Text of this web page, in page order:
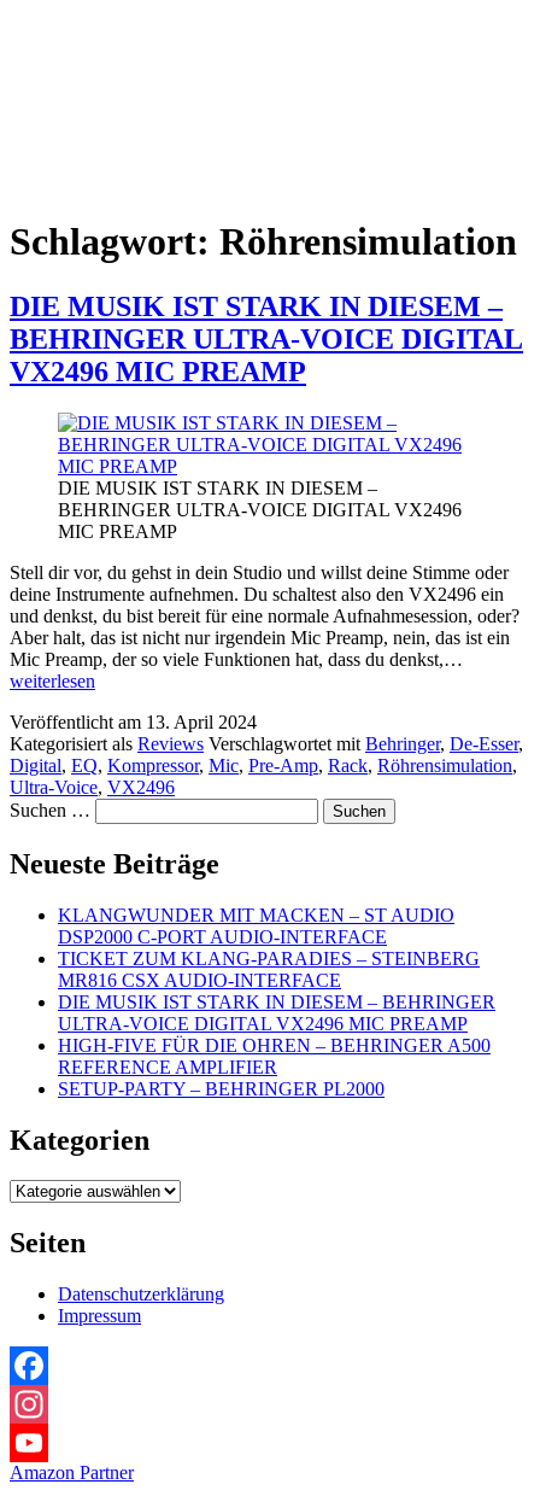
Schlagwort: Röhrensimulation
DIE MUSIK IST STARK IN DIESEM –
BEHRINGER ULTRA-VOICE DIGITAL
VX2496 MIC PREAMP
DIE MUSIK IST STARK IN DIESEM –
BEHRINGER ULTRA-VOICE DIGITAL VX2496
MIC PREAMP
Stell dir vor, du gehst in dein Studio und willst deine Stimme oder
deine Instrumente aufnehmen. Du schaltest also den VX2496 ein
und denkst, du bist bereit für eine normale Aufnahmesession, oder?
Aber halt, das ist nicht nur irgendein Mic Preamp, nein, das ist ein
Mic Preamp, der so viele Funktionen hat, dass du denkst,…
IN
DIESEM
weiterlesen
Veröffentlicht am 13. April 2024
Kategorisiert als Reviews Verschlagwortet mit Behringer, De-Esser,
Digital, EQ, Kompressor, Mic, Pre-Amp, Rack, Röhrensimulation,
Ultra-Voice, VX2496
Suchen …
Neueste Beiträge
KLANGWUNDER MIT MACKEN – ST AUDIO
DSP2000 C-PORT AUDIO-INTERFACE
TICKET ZUM KLANG-PARADIES – STEINBERG
MR816 CSX AUDIO-INTERFACE
DIE MUSIK IST STARK IN DIESEM – BEHRINGER
ULTRA-VOICE DIGITAL VX2496 MIC PREAMP
HIGH-FIVE FÜR DIE OHREN – BEHRINGER A500
REFERENCE AMPLIFIER
SETUP-PARTY – BEHRINGER PL2000
Kategorien
Kategorien
Seiten
Datenschutzerklärung
Impressum
Facebook
Instagram
YouTube
Amazon Partner